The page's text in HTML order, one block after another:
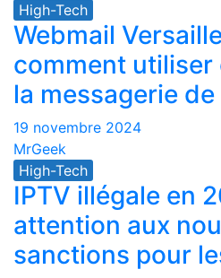
High-Tech
Webmail
comment
la messagerie de
19 novembre 2024
MrGeek
High-Tech
IPTV illégale en
attention aux
sanctions pour